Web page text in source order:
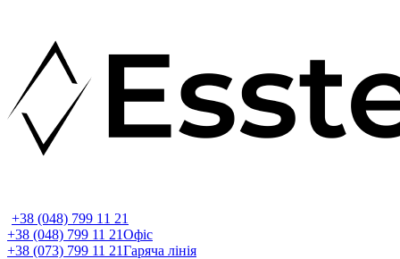
+38 (048) 799 11 21
+38 (048) 799 11 21Офіс
+38 (073) 799 11 21Гаряча лінія